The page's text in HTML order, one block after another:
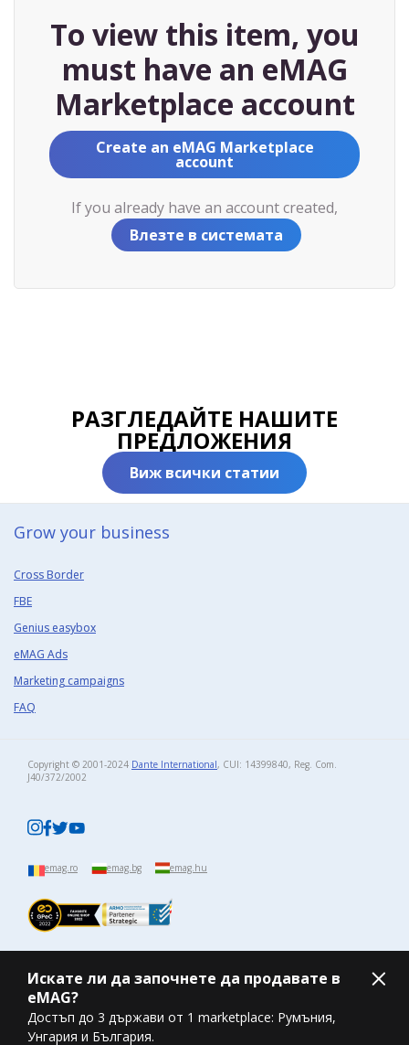
To view this item, you
must have an eMAG
Marketplace account
Create an eMAG Marketplace
account
If you already have an account created,
Влезте в системата
РАЗГЛЕДАЙТЕ НАШИТЕ
ПРЕДЛОЖЕНИЯ
Виж всички статии
Grow your business​
Cross Border
FBE
Genius easybox
eMAG Ads
Marketing campaigns
FAQ
Copyright © 2001-2024 Dante International, CUI: 14399840, Reg. Com.
J40/372/2002​
emag.ro emag.bg emag.hu
Искате ли да започнете да продавате в
eMAG?
Достъп до 3 държави от 1 marketplace: Румъния,
Унгария и България.